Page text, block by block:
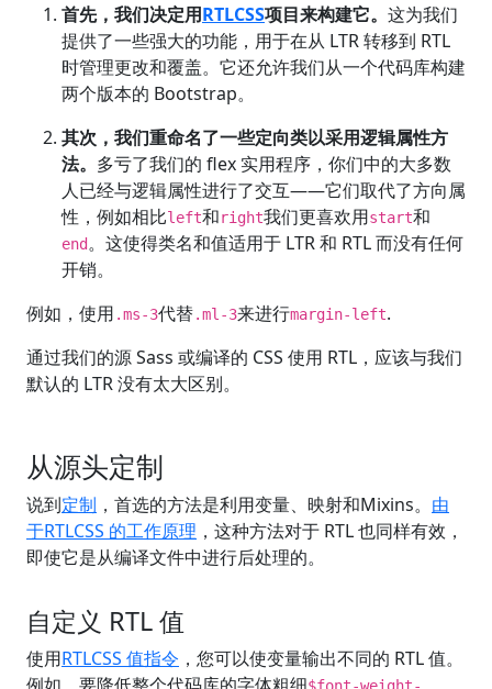
首先，我们决定用RTLCSS项目来构建它。 这为我们
提供了一些强大的功能，用于在从 LTR 转移到 RTL
时管理更改和覆盖。它还允许我们从一个代码库构建
两个版本的 Bootstrap。
其次，我们重命名了一些定向类以采用逻辑属性方
法。 多亏了我们的 flex 实用程序，你们中的大多数
人已经与逻辑属性进行了交互——它们取代了方向属
性，例如相比left和right我们更喜欢用start和
end。这使得类名和值适用于 LTR 和 RTL 而没有任何
开销。
例如，使用 .ms-3代替.ml-3来进行margin-left.
通过我们的源 Sass 或编译的 CSS 使用 RTL，应该与我们
默认的 LTR 没有太大区别。
从源头定制
说到定制 ，首选的方法是利用变量、映射和Mixins。 由
于RTLCSS 的工作原理 ，这种方法对于 RTL 也同样有效，
即使它是从编译文件中进行后处理的。
自定义 RTL 值
使用RTLCSS 值指令 ，您可以使变量输出不同的 RTL 值。
例如，要降低整个代码库的字体粗细$font-weight-